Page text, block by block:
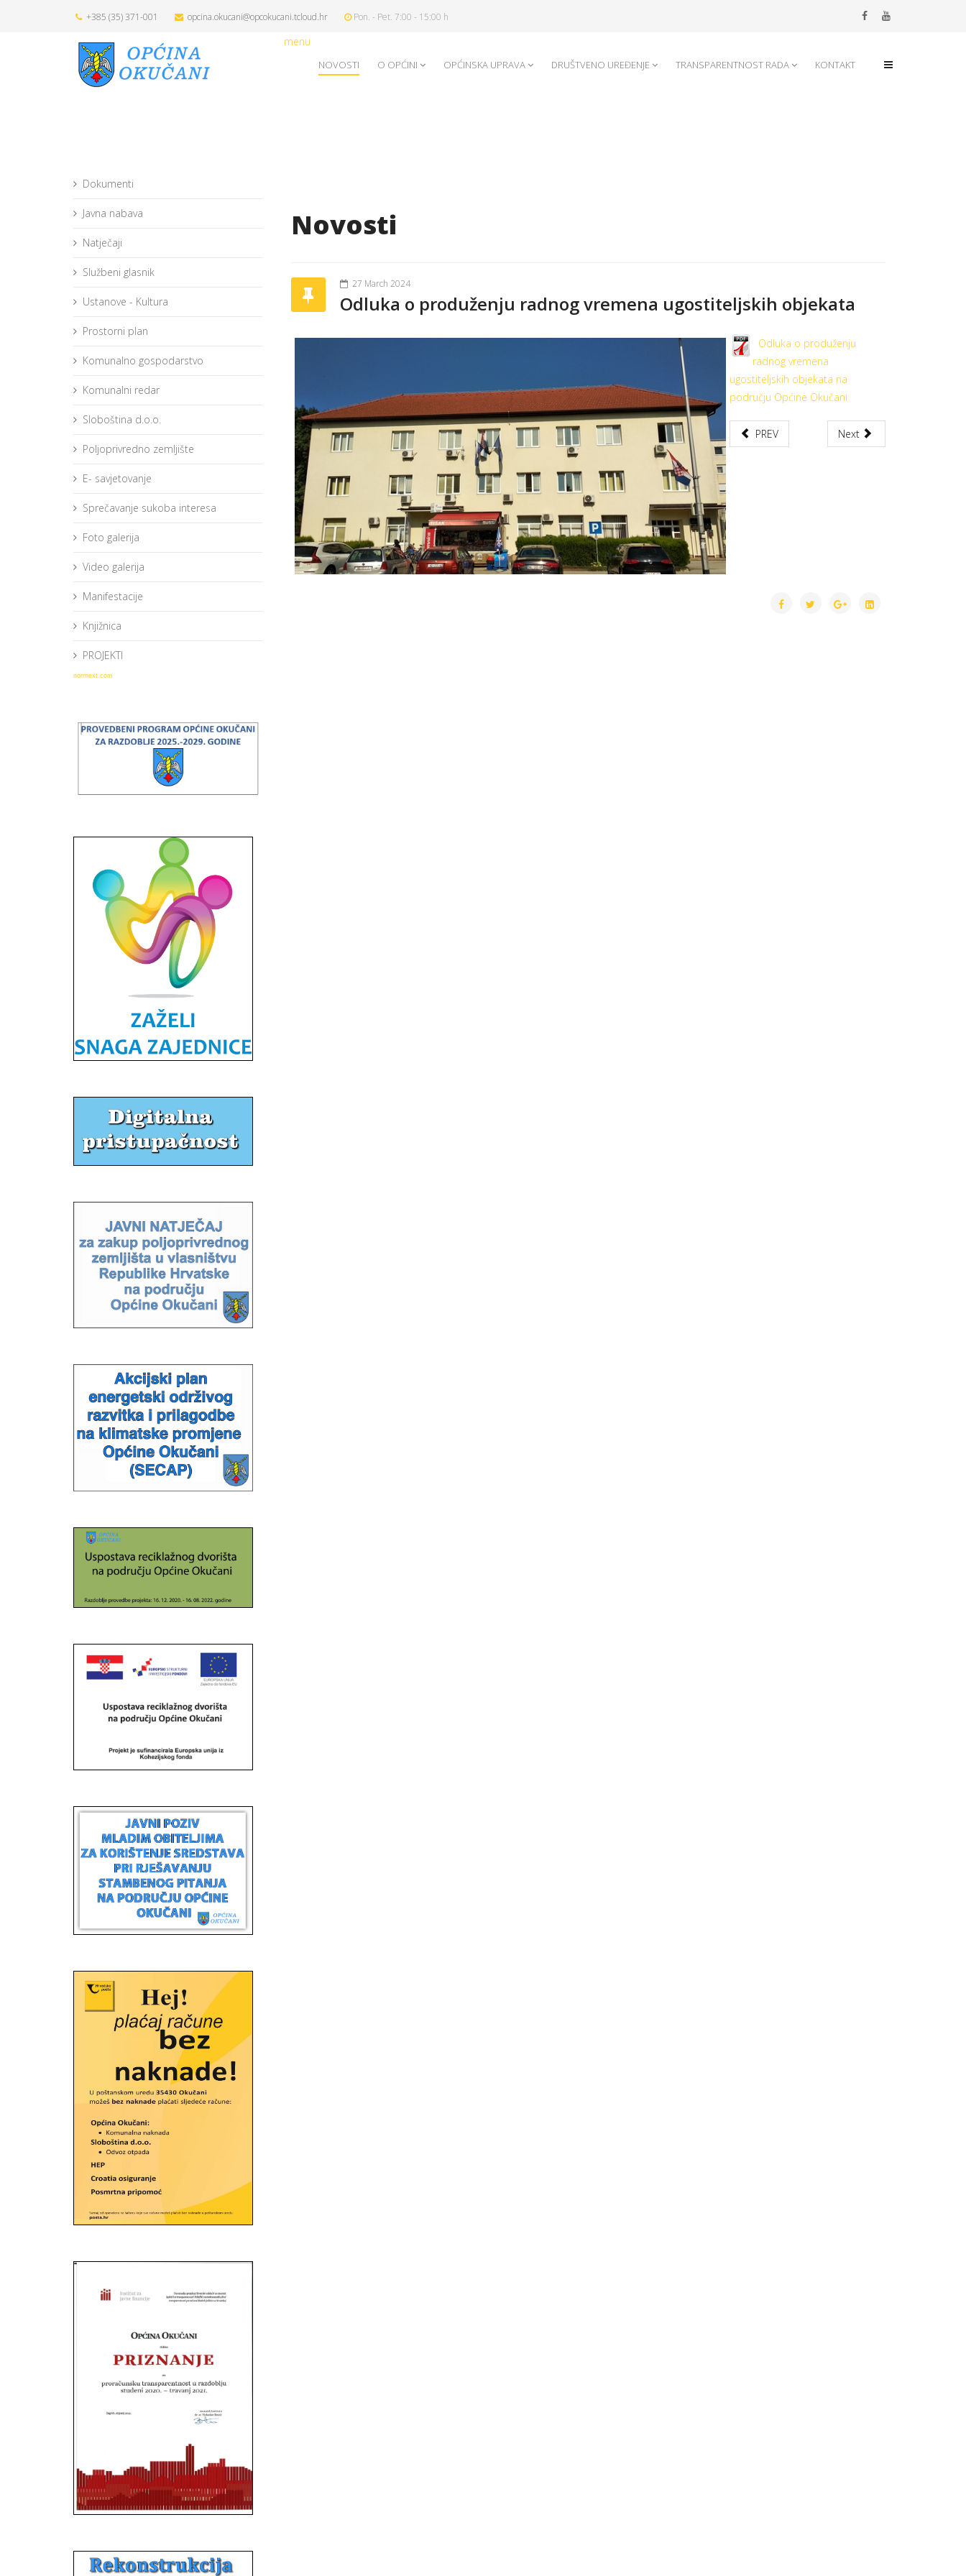
+385 (35) 371-001 opcina.okucani@opcokucani.tcloud.hr Pon. - Pet. 7:00 - 15:00 h
menu
NOVOSTI O OPĆINI OPĆINSKA UPRAVA DRUŠTVENO UREĐENJE TRANSPARENTNOST RADA KONTAKT
Dokumenti
Javna nabava
Natječaji
Službeni glasnik
Ustanove - Kultura
Prostorni plan
Komunalno gospodarstvo
Komunalni redar
Sloboština d.o.o.
Poljoprivredno zemljište
E- savjetovanje
Sprečavanje sukoba interesa
Foto galerija
Video galerija
Manifestacije
Knjižnica
PROJEKTI
norrnext.com
Novosti
27 March 2024
Odluka o produženju radnog vremena ugostiteljskih objekata
Odluka o produženju
radnog vremena
ugostiteljskih objekata na
području Općine Okučani
PREV Next